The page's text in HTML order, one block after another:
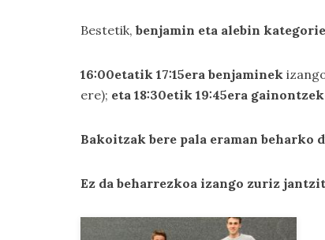
Bestetik, benjamin eta alebin
16:00etatik 17:15era benjaminek
ere); eta 18:30etik 19:45era
Bakoitzak bere pala eraman beharko
Ez da beharrezkoa izango zuriz